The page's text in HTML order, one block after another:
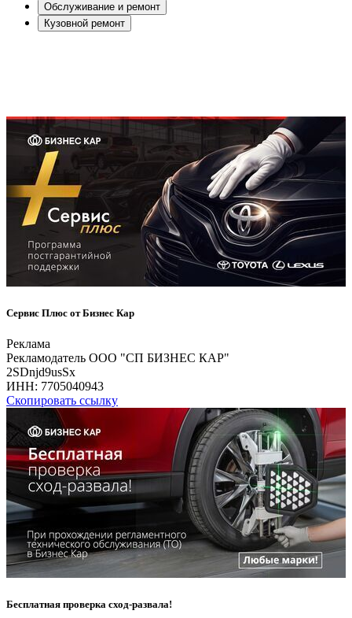
Обслуживание и ремонт
Кузовной ремонт
Сервис Плюс от Бизнес Кар
Реклама
Рекламодатель ООО "СП БИЗНЕС КАР"
2SDnjd9usSx
ИНН: 7705040943
Скопировать ссылку
Бесплатная проверка сход-развала!